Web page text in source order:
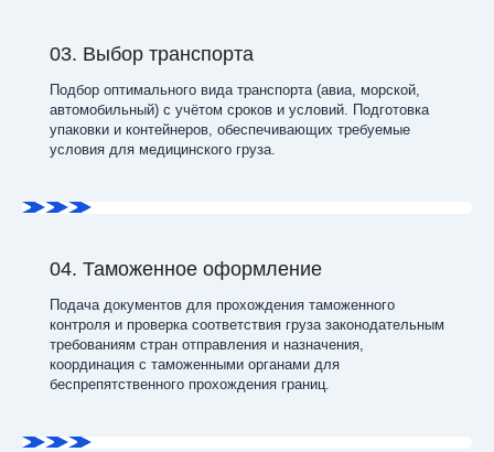
03. Выбор транспорта
Подбор оптимального вида транспорта (авиа, морской,
автомобильный) с учётом сроков и условий. Подготовка
упаковки и контейнеров, обеспечивающих требуемые
условия для медицинского груза.
04. Таможенное оформление
Подача документов для прохождения таможенного
контроля и проверка соответствия груза законодательным
требованиям стран отправления и назначения,
координация с таможенными органами для
беспрепятственного прохождения границ.